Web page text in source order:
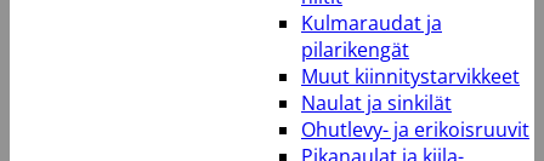
Kulmaraudat ja
pilarikengät
Muut kiinnitystarvikkeet
Naulat ja sinkilät
Ohutlevy- ja erikoisruuvit